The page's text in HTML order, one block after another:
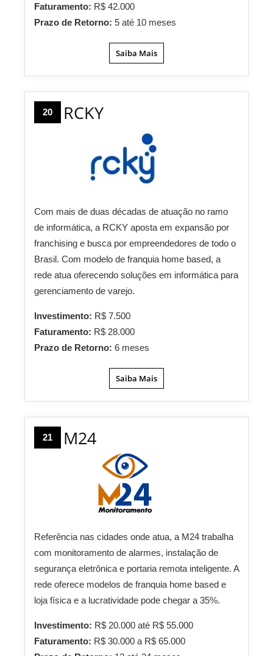
Faturamento: R$ 42.000
Prazo de Retorno: 5 até 10 meses
Saiba Mais
20 RCKY
Com mais de duas décadas de atuação no ramo
de informática, a RCKY aposta em expansão por
franchising e busca por empreendedores de todo o
Brasil. Com modelo de franquia home based, a
rede atua oferecendo soluções em informática para
gerenciamento de varejo.
Investimento: R$ 7.500
Faturamento: R$ 28.000
Prazo de Retorno: 6 meses
Saiba Mais
21 M24
Referência nas cidades onde atua, a M24 trabalha
com monitoramento de alarmes, instalação de
segurança eletrônica e portaria remota inteligente. A
rede oferece modelos de franquia home based e
loja física e a lucratividade pode chegar a 35%.
Investimento: R$ 20.000 até R$ 55.000
Faturamento: R$ 30.000 a R$ 65.000